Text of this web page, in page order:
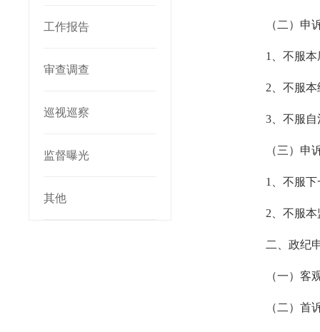
工作报告
审查调查
巡视巡察
监督曝光
其他
（二）申
1 、不服
2 、不服
3 、不服
（三）申
1 、不服
2 、不服
二、政纪
（一）客
（二）首